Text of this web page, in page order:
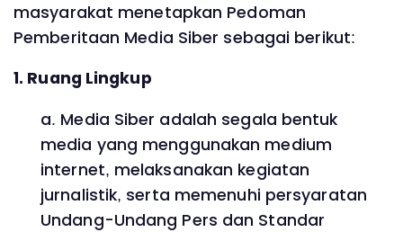
masyarakat menetapkan Pedoman
Pemberitaan Media Siber sebagai berikut:
1. Ruang Lingkup
a. Media Siber adalah segala bentuk
media yang menggunakan medium
internet, melaksanakan kegiatan
jurnalistik, serta memenuhi persyaratan
Undang-Undang Pers dan Standar